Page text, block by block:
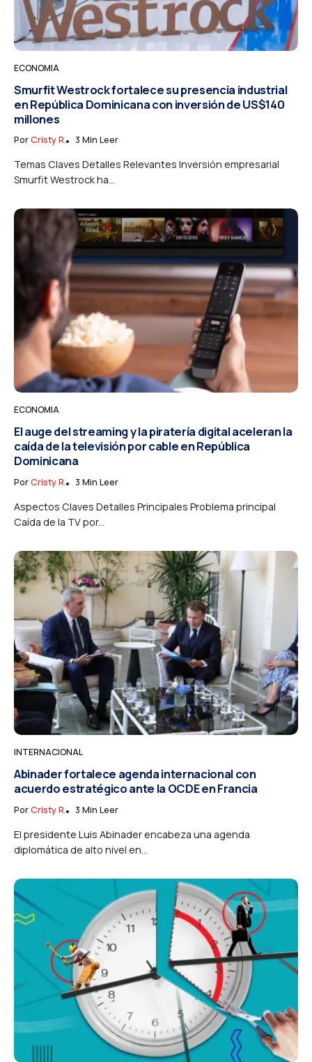
ECONOMIA
Smurfit Westrock fortalece su presencia industrial
en República Dominicana con inversión de US$140
millones
PorCristy R. 3 Min Leer
Temas Claves Detalles Relevantes Inversión empresarial
Smurfit Westrock ha...
ECONOMIA
El auge del streaming y la piratería digital aceleran la
caída de la televisión por cable en República
Dominicana
PorCristy R. 3 Min Leer
Aspectos Claves Detalles Principales Problema principal
Caída de la TV por...
INTERNACIONAL
Abinader fortalece agenda internacional con
acuerdo estratégico ante la OCDE en Francia
PorCristy R. 3 Min Leer
El presidente Luis Abinader encabeza una agenda
diplomática de alto nivel en...